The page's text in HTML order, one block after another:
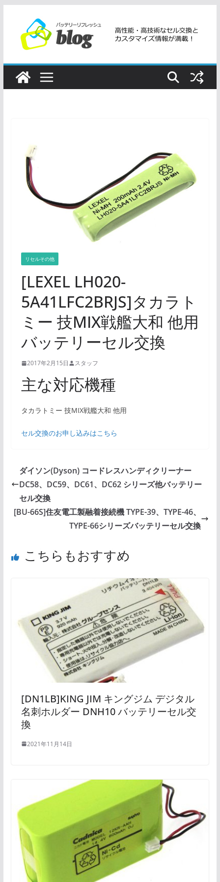
ツ
リセルその他
[LEXEL LH020-
5A41LFC2BRJS]タカラト
ミー 技MIX戦艦大和 他用
バッテリーセル交換
2017年2月15日 スタッフ
主な対応機種
タカラトミー 技MIX戦艦大和 他用
セル交換のお申し込みはこちら
ダイソン(Dyson) コードレスハンディクリーナー
DC58、DC59、DC61、DC62 シリーズ他バッテリー
セル交換
[BU-66S]住友電工製融着接続機 TYPE-39、TYPE-46、
TYPE-66シリーズバッテリーセル交換
こちらもおすすめ
[DN1LB]KING JIM キングジム デジタル
名刺ホルダー DNH10 バッテリーセル交
換
2021年11月14日